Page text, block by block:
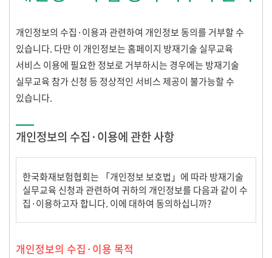
개인정보의 수집·이용과 관련하여 개인정보 동의를 거부할 수
있습니다. 다만 이 개인정보는 홈페이지 방재기술 실무교육
서비스 이용에 필요한 정보로 거부하시는 경우에는 방재기술
실무교육 참가 신청 등 정상적인 서비스 제공이 불가능할 수
있습니다.
개인정보의 수집·이용에 관한 사항
한국화재보험협회는 「개인정보 보호법」에 따라 방재기술
실무교육 신청과 관련하여 귀하의 개인정보를 다음과 같이 수
집·이용하고자 합니다. 이에 대하여 동의하십니까?
개인정보의 수집·이용 목적